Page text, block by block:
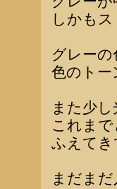
しかも
グレー
色のトー
また少
これま
ふえて
まだま